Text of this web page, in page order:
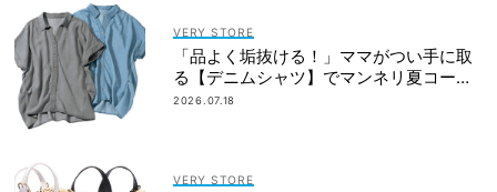
VERY STORE
「品よく垢抜ける！」ママがつい手に取
る【デニムシャツ】でマンネリ夏コーデ
を更新
2026.07.18
VERY STORE